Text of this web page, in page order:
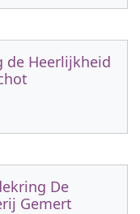
de Heerlijkheid
De
Gemert